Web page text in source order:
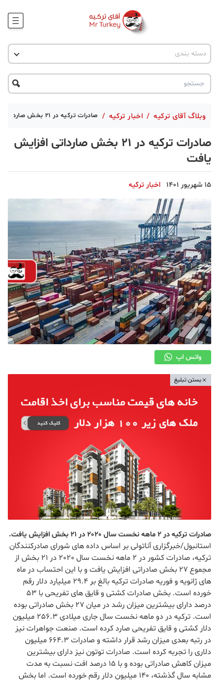
وبلاگ
جاذبه گردشگری
دسته بندی
اخبار ترکیه
پروژه ها
تحصیل در ترکیه
ترکیه گردی
حقوقی
وبلاگ آقای ترکیه / اخبار ترکیه / صادرات ترکیه در 21 بخش صارداتی افزایش یافت
صادرات ترکیه در 21 بخش صارداتی افزایش
یافت
15 شهریور 1401 اخبار ترکیه
واتس اپ
بستن تبلیغ
صادرات ترکیه در 2 ماهه نخست سال 2020 در 21 بخش افزایش یافت.
استانبول/خبرگزاری آناتولی بر اساس داده های شورای صادرکنندگان
ترکیه، صادرات کشور در 2 ماهه نخست سال 2020 در 21 بخش از
مجموع 27 بخش صادراتی افزایش یافت و با این احتساب در ماه
های ژانویه و فوریه صادرات ترکیه بالغ بر 29.4 میلیارد دلار رقم
خورده است. بخش صادرات کشتی و قایق های تفریحی با 53
درصد دارای بیشترین میزان رشد در میان 27 بخش صادراتی بوده
است. ترکیه در دو ماهه نخست سال جاری میلادی 256.3 میلیون
دلار کشتی و قایق تفریحی صارد کرده است. صنعت جواهرات نیز
در رتبه بعدی میزان رشد قرار داشته و صادرات 664.3 میلیون
دلاری را تجربه کرده است. صادرات توتون نیز دارای بیشترین
میزان کاهش صادراتی بوده و با 15 درصد افت نسبت به مدت
مشابه سال گذشته، 140 میلیون دلار رقم خورده است. اما بخش